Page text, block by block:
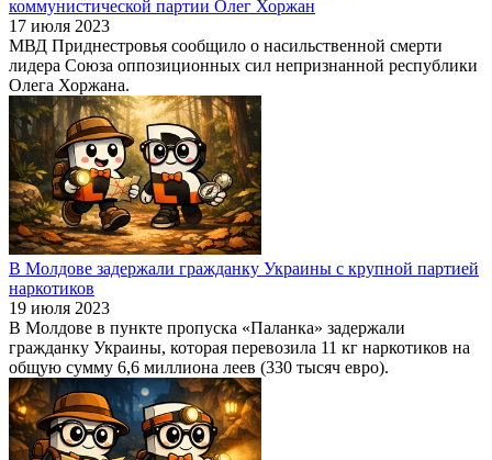
коммунистической партии Олег Хоржан
17 июля 2023
МВД Приднестровья сообщило о насильственной смерти
лидера Союза оппозиционных сил непризнанной республики
Олега Хоржана.
В Молдове задержали гражданку Украины с крупной партией
наркотиков
19 июля 2023
В Молдове в пункте пропуска «Паланка» задержали
гражданку Украины, которая перевозила 11 кг наркотиков на
общую сумму 6,6 миллиона леев (330 тысяч евро).